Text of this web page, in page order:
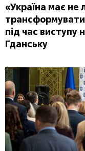
«Україна має
під час виступу
Гданську